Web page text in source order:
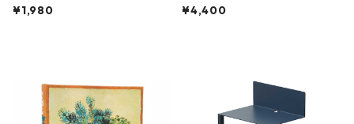
ch 3532 ルートート WR.ポーチ.ラ
¥1,980
AKU Timeless 100パーセント ス
¥4,400